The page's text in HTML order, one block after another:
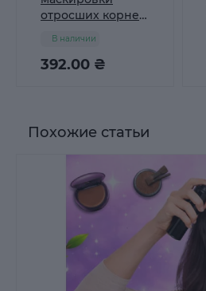
отросших корней
коричневый, 75
В наличии
392.00 ₴
Похожие статьи